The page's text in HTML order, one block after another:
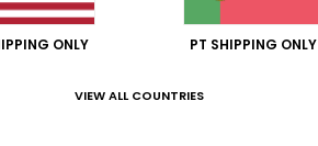
ONLY PT SHIPPING ONLY
VIEW ALL COUNTRIES